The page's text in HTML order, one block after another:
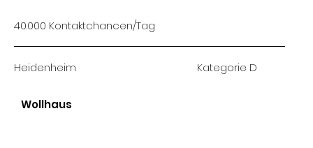
Heidenheim
40.000 Kontaktchancen/Tag
Kategorie D
Wollhaus